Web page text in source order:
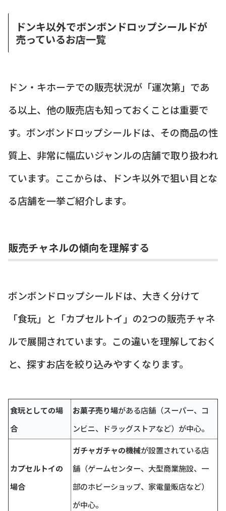
ドンキ以外でボンボンドロップシールドが
売っているお店一覧
ドン・キホーテでの販売状況が「運次第」であ
る以上、他の販売店も知っておくことは重要で
す。ボンボンドロップシールドは、その商品の性
質上、非常に幅広いジャンルの店舗で取り扱われ
ています。ここからは、ドンキ以外で狙い目とな
る店舗を一挙ご紹介します。
販売チャネルの傾向を理解する
ボンボンドロップシールドは、大きく分けて
「食玩」と「カプセルトイ」の2つの販売チャネ
ルで展開されています。この違いを理解しておく
と、探すお店を絞り込みやすくなります。
食玩としての場
合
お菓子売り場がある店舗（スーパー、コ
ンビニ、ドラッグストアなど）が中心。
カプセルトイの
場合
ガチャガチャの機械が設置されている店
舗（ゲームセンター、大型商業施設、一
部のホビーショップ、家電量販店など）
が中心。